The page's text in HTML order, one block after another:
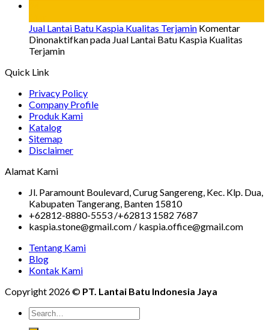
Jual Lantai Batu Kaspia Kualitas Terjamin Komentar
Dinonaktifkanpada Jual Lantai Batu Kaspia Kualitas
Terjamin
Quick Link
Privacy Policy
Company Profile
Produk Kami
Katalog
Sitemap
Disclaimer
Alamat Kami
Jl. Paramount Boulevard, Curug Sangereng, Kec. Klp. Dua,
Kabupaten Tangerang, Banten 15810
+62812-8880-5553 /+62813 1582 7687
kaspia.stone@gmail.com / kaspia.office@gmail.com
Tentang Kami
Blog
Kontak Kami
Copyright 2026 © PT. Lantai Batu Indonesia Jaya